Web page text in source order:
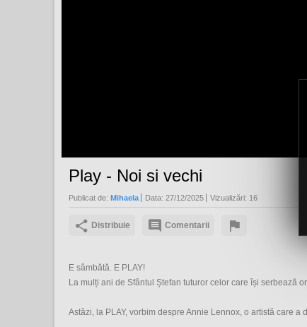
Play - Noi si vechi
Publicat de: Mihaela Data: 27/12/2025 Vizualizări: 16
Distribuie Comentarii
E sâmbătă. E PLAY!
La mulți ani de Sfântul Ștefan tuturor celor care își serbează
Astăzi, la PLAY, vorbim despre Annie Lennox, o artistă care